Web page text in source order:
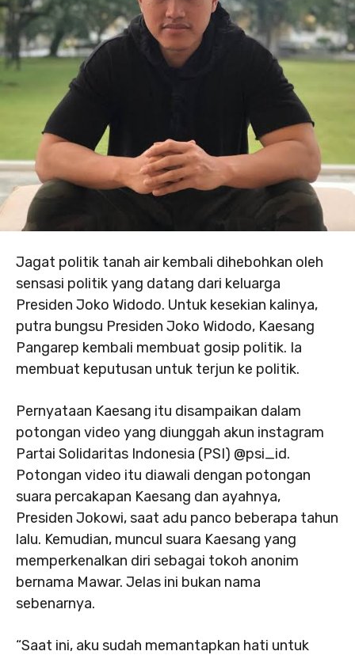
Jagat politik tanah air kembali dihebohkan oleh
sensasi politik yang datang dari keluarga
Presiden Joko Widodo. Untuk kesekian kalinya,
putra bungsu Presiden Joko Widodo, Kaesang
Pangarep kembali membuat gosip politik. Ia
membuat keputusan untuk terjun ke politik.
Pernyataan Kaesang itu disampaikan dalam
potongan video yang diunggah akun instagram
Partai Solidaritas Indonesia (PSI) @psi_id.
Potongan video itu diawali dengan potongan
suara percakapan Kaesang dan ayahnya,
Presiden Jokowi, saat adu panco beberapa tahun
lalu. Kemudian, muncul suara Kaesang yang
memperkenalkan diri sebagai tokoh anonim
bernama Mawar. Jelas ini bukan nama
sebenarnya.
“Saat ini, aku sudah memantapkan hati untuk